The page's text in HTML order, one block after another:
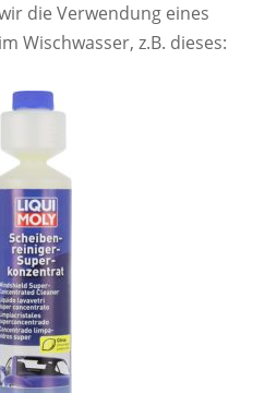
die Verwendung eines
Wischwasser, z.B. dieses: